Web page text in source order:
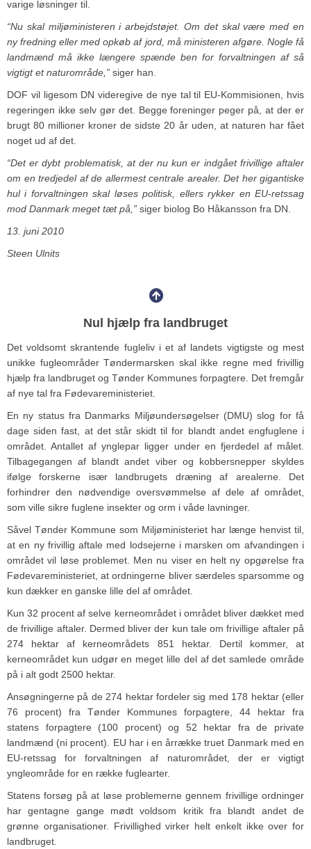
varige løsninger til.
“Nu skal miljøministeren i arbejdstøjet. Om det skal være med en
ny fredning eller med opkøb af jord, må ministeren afgøre. Nogle få
landmænd må ikke længere spænde ben for forvaltningen af så
vigtigt et naturområde,” siger han.
DOF vil ligesom DN videregive de nye tal til EU-Kommisionen, hvis
regeringen ikke selv gør det. Begge foreninger peger på, at der er
brugt 80 millioner kroner de sidste 20 år uden, at naturen har fået
noget ud af det.
“Det er dybt problematisk, at der nu kun er indgået frivillige aftaler
om en tredjedel af de allermest centrale arealer. Det her gigantiske
hul i forvaltningen skal løses politisk, ellers rykker en EU-retssag
mod Danmark meget tæt på,” siger biolog Bo Håkansson fra DN.
13. juni 2010
Steen Ulnits
Nul hjælp fra landbruget
Det voldsomt skrantende fugleliv i et af landets vigtigste og mest
unikke fugleområder Tøndermarsken skal ikke regne med frivillig
hjælp fra landbruget og Tønder Kommunes forpagtere. Det fremgår
af nye tal fra Fødevareministeriet.
En ny status fra Danmarks Miljøundersøgelser (DMU) slog for få
dage siden fast, at det står skidt til for blandt andet engfuglene i
området. Antallet af ynglepar ligger under en fjerdedel af målet.
Tilbagegangen af blandt andet viber og kobbersnepper skyldes
ifølge forskerne især landbrugets dræning af arealerne. Det
forhindrer den nødvendige oversvømmelse af dele af området,
som ville sikre fuglene insekter og orm i våde lavninger.
Såvel Tønder Kommune som Miljøministeriet har længe henvist til,
at en ny frivillig aftale med lodsejerne i marsken om afvandingen i
området vil løse problemet. Men nu viser en helt ny opgørelse fra
Fødevareministeriet, at ordningerne bliver særdeles sparsomme og
kun dækker en ganske lille del af området.
Kun 32 procent af selve kerneområdet i området bliver dækket med
de frivillige aftaler. Dermed bliver der kun tale om frivillige aftaler på
274 hektar af kerneområdets 851 hektar. Dertil kommer, at
kerneområdet kun udgør en meget lille del af det samlede område
på i alt godt 2500 hektar.
Ansøgningerne på de 274 hektar fordeler sig med 178 hektar (eller
76 procent) fra Tønder Kommunes forpagtere, 44 hektar fra
statens forpagtere (100 procent) og 52 hektar fra de private
landmænd (ni procent). EU har i en årrække truet Danmark med en
EU-retssag for forvaltningen af naturområdet, der er vigtigt
yngleområde for en række fuglearter.
Statens forsøg på at løse problemerne gennem frivillige ordninger
har gentagne gange mødt voldsom kritik fra blandt andet de
grønne organisationer. Frivillighed virker helt enkelt ikke over for
landbruget.